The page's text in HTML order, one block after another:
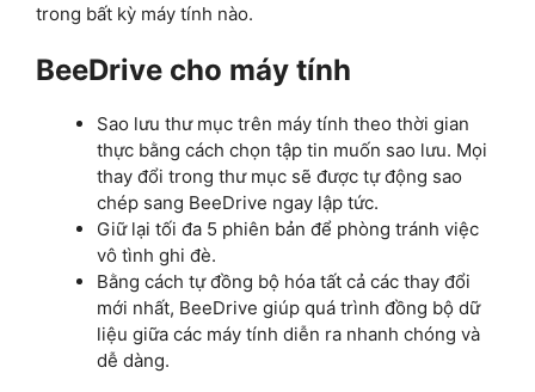
trong bất kỳ máy tính nào.
BeeDrive cho máy tính
Sao lưu thư mục trên máy tính theo thời gian
thực bằng cách chọn tập tin muốn sao lưu. Mọi
thay đổi trong thư mục sẽ được tự động sao
chép sang BeeDrive ngay lập tức.
Giữ lại tối đa 5 phiên bản để phòng tránh việc
vô tình ghi đè.
Bằng cách tự đồng bộ hóa tất cả các thay đổi
mới nhất, BeeDrive giúp quá trình đồng bộ dữ
liệu giữa các máy tính diễn ra nhanh chóng và
dễ dàng.